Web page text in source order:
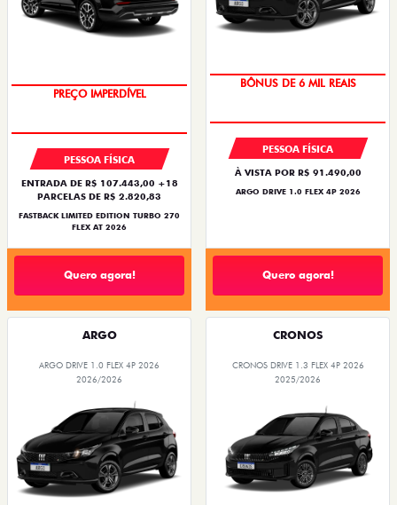
PREÇO IMPERDÍVEL
PESSOA FÍSICA
ENTRADA DE R$ 107.443,00 +18
PARCELAS DE R$ 2.820,83
FASTBACK LIMITED EDITION TURBO 270
FLEX AT 2026
Quero agora!
BÔNUS DE 6 MIL REAIS
PESSOA FÍSICA
À VISTA POR R$ 91.490,00
ARGO DRIVE 1.0 FLEX 4P 2026
Quero agora!
ARGO
ARGO DRIVE 1.0 FLEX 4P 2026
2026/2026
CRONOS
CRONOS DRIVE 1.3 FLEX 4P 2026
2025/2026